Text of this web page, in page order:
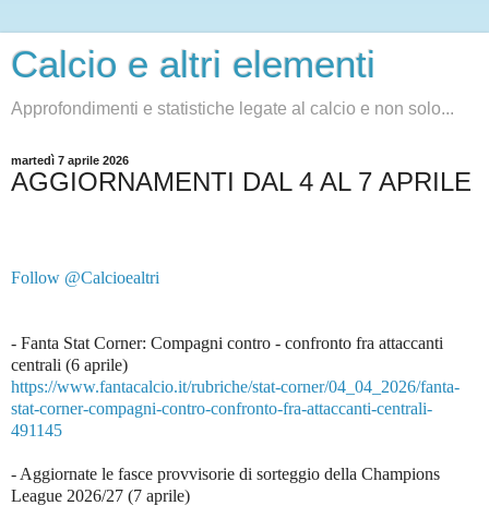
Calcio e altri elementi
Approfondimenti e statistiche legate al calcio e non solo...
martedì 7 aprile 2026
AGGIORNAMENTI DAL 4 AL 7 APRILE
Follow @Calcioealtri
- Fanta Stat Corner: Compagni contro - confronto fra attaccanti
centrali (6 aprile)
https://www.fantacalcio.it/rubriche/stat-corner/04_04_2026/fanta-
stat-corner-compagni-contro-confronto-fra-attaccanti-centrali-
491145
- Aggiornate le fasce provvisorie di sorteggio della Champions
League 2026/27 (7 aprile)